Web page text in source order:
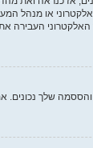
או מנהל
העבירה